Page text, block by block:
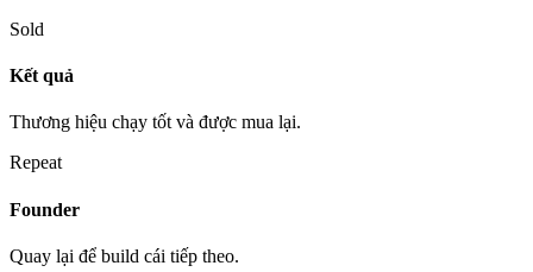
Sold
Kết quả
Thương hiệu chạy tốt và được mua lại.
Repeat
Founder
Quay lại để build cái tiếp theo.